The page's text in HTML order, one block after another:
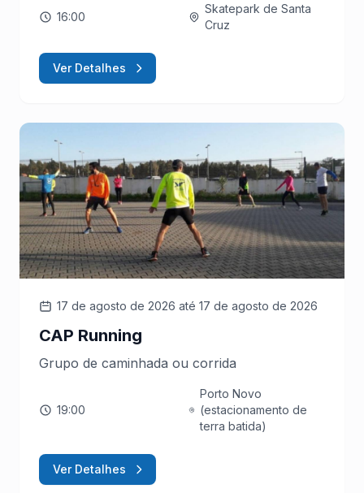
16:00
Skatepark de Santa
Cruz
Ver Detalhes
17 de agosto de 2026 até 17 de agosto de 2026
CAP Running
Grupo de caminhada ou corrida
19:00
Porto Novo
(estacionamento de
terra batida)
Ver Detalhes